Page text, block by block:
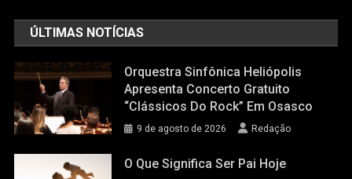
ÚLTIMAS NOTÍCIAS
Orquestra Sinfônica Heliópolis
Apresenta Concerto Gratuito
“Clássicos Do Rock” Em Osasco
9 de agosto de 2026 Redação
O Que Significa Ser Pai Hoje